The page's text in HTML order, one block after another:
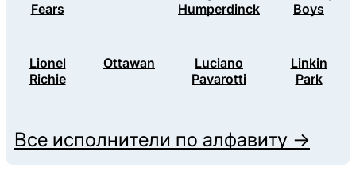
Fears
Humperdinck
Boys
Lionel
Richie
Ottawan
Luciano
Pavarotti
Linkin
Park
Все исполнители по алфавиту →